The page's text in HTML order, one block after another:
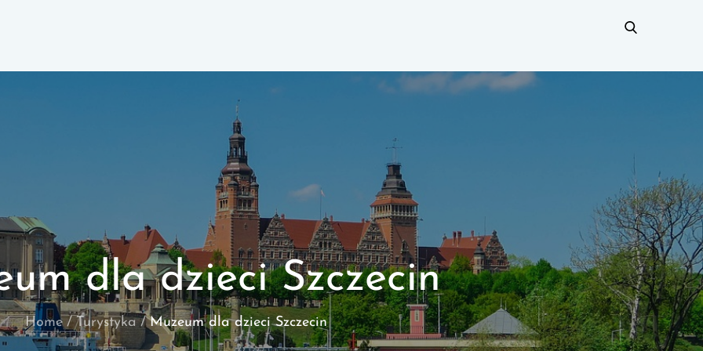
dla dzieci Szczecin
Home Turystyka Muzeum dla dzieci Szczecin